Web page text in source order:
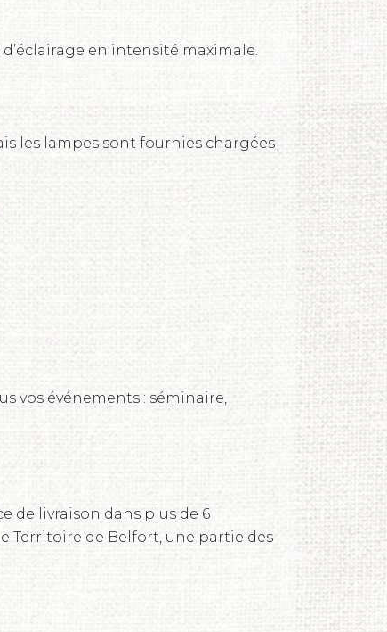
en intensité maximale.
les lampes sont fournies chargées
vos événements : séminaire,
de livraison dans plus de 6
Territoire de Belfort, une partie des